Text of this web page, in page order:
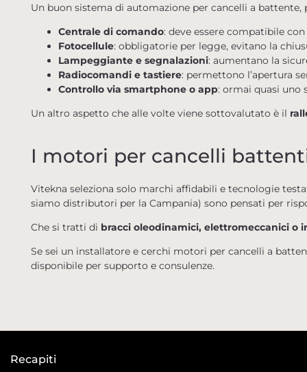
Un buon sistema di automazione per cancelli a
Centrale di comando: deve essere compatibile
Fotocellule: obbligatorie per legge, evitano la
Lampeggiante e segnalazioni: aumentano la
Radiocomandi e tastiere: permettono l’apertura
Controllo via smartphone o app: ormai quasi uno
Un altro aspetto che alle volte viene sottovalutato è il
I motori per cancelli
Vitekna seleziona solo marchi affidabili e tecnologie
siamo distributori per la Campania) sono pensati per
Che si tratti di bracci oleodinamici, elettromeccanici o
Se sei un installatore e cerchi motori per cancelli a
disponibile per supporto e consulenze.
Recapiti